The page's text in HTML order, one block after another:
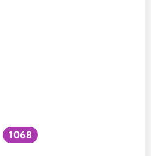
1068